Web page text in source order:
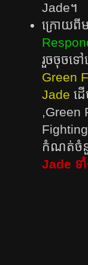
Jade។
ក្រោយពីម
រួចចុចទៅ
Green
Jade ដ
,Green
កំណត់ចំ
Jade ទ